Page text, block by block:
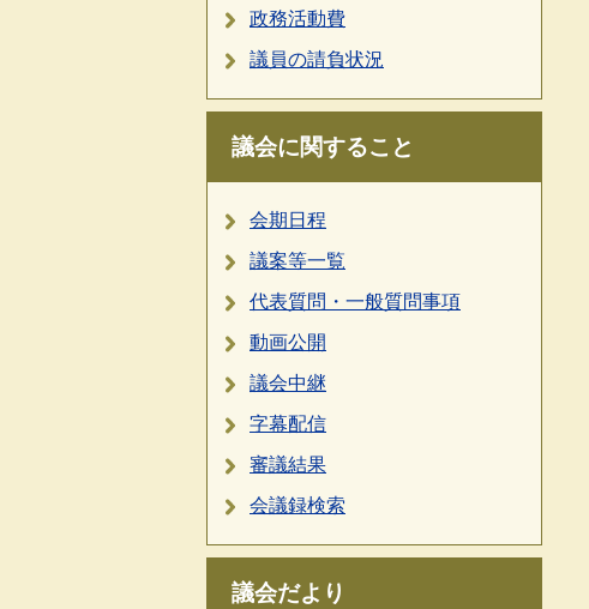
政務活動費
議員の請負状況
議会に関すること
会期日程
議案等一覧
代表質問・一般質問事項
動画公開
議会中継
字幕配信
審議結果
会議録検索
議会だより